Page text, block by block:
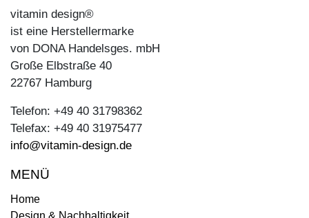
vitamin design®
ist eine Herstellermarke
von DONA Handelsges. mbH
Große Elbstraße 40
22767 Hamburg
Telefon: +49 40 31798362
Telefax: +49 40 31975477
info@vitamin-design.de
MENÜ
Home